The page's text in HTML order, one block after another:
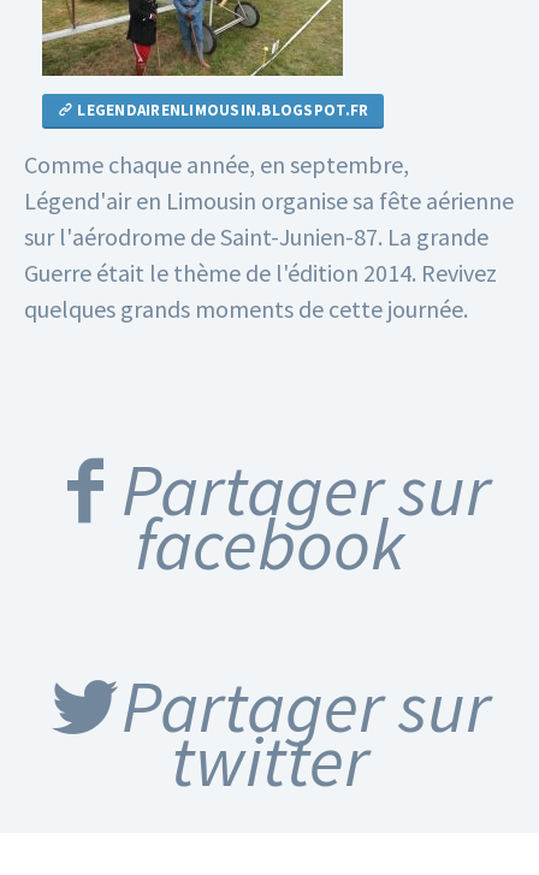
LEGENDAIRENLIMOUSIN.BLOGSPOT.FR
Comme chaque année, en septembre,
Légend'air en Limousin organise sa fête aérienne
sur l'aérodrome de Saint-Junien-87. La grande
Guerre était le thème de l'édition 2014. Revivez
quelques grands moments de cette journée.
Partager sur
facebook
Partager sur
twitter